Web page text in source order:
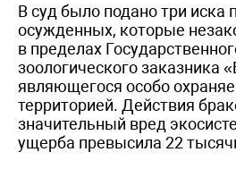
В суд было подано три иска
осужденных, которые
в пределах
зоологического заказника
являющегося особо
территорией. Действия
значительный вред
ущерба превысила 22